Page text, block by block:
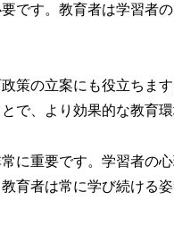
です。教育者は学習者
策の立案にも役立ちま
で、より効果的な教育
に重要です。学習者の
育者は常に学び続ける